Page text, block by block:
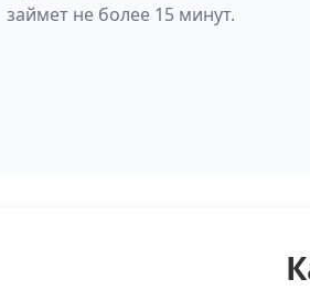
займет не более 15 минут.